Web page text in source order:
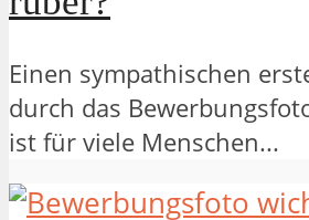
Einen sympathischen
durch das
ist für viele Menschen...